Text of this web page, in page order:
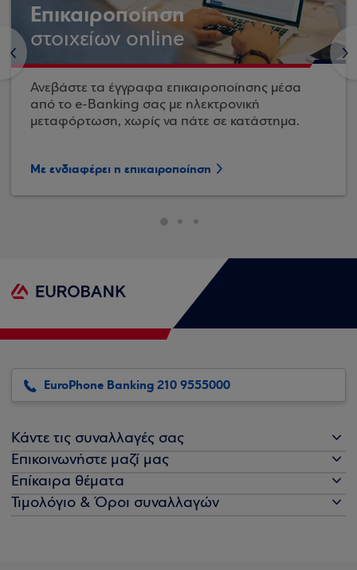
<
Επικαιροποίηση
στοιχείων online
Ανεβάστε τα έγγραφα επικαιροποίησης μέσα
από το e-Banking σας με ηλεκτρονική
μεταφόρτωση, χωρίς να πάτε σε κατάστημα.
Με ενδιαφέρει η επικαιροποίηση
>
EuroPhone Banking 210 9555000
Κάντε τις συναλλαγές σας
Επικοινωνήστε μαζί μας
Επίκαιρα θέματα
Τιμολόγιο & Όροι συναλλαγών